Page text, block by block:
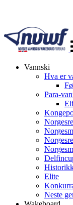
Vannski
Hva er
Para-
Elite
Neste